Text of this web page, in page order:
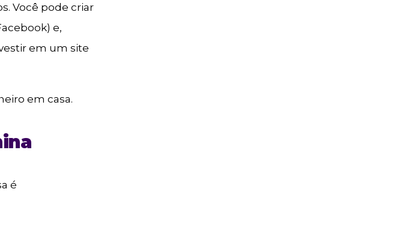
Você pode criar
e,
em um site
em casa.
é